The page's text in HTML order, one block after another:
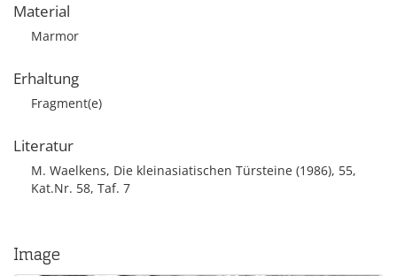
Material
Marmor
Erhaltung
Fragment(e)
Literatur
M. Waelkens, Die kleinasiatischen Türsteine (1986), 55,
Kat.Nr. 58, Taf. 7
Image